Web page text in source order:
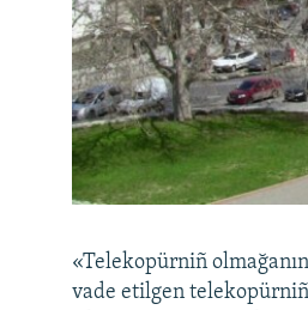
«Telekopürniñ
vade etilgen